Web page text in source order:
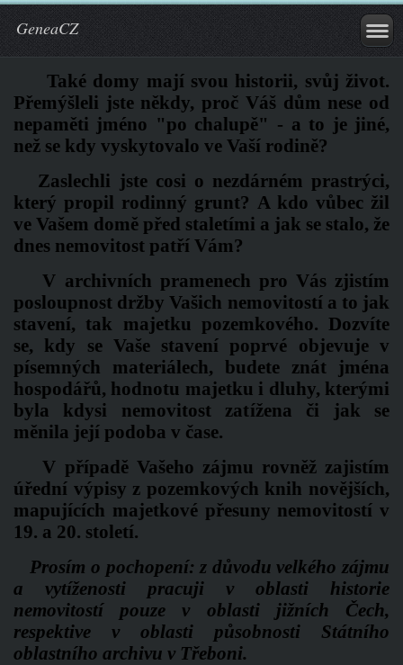
GeneaCZ
Také domy mají svou historii, svůj život.
Přemýšleli jste někdy, proč Váš dům nese od
nepaměti jméno "po chalupě" - a to je jiné,
než se kdy vyskytovalo ve Vaší rodině?
Zaslechli jste cosi o nezdárném prastrýci,
který propil rodinný grunt? A kdo vůbec žil
ve Vašem domě před staletími a jak se stalo, že
dnes nemovitost patří Vám?
V archivních pramenech pro Vás zjistím
posloupnost držby Vašich nemovitostí a to jak
stavení, tak majetku pozemkového. Dozvíte
se, kdy se Vaše stavení poprvé objevuje v
písemných materiálech, budete znát jména
hospodářů, hodnotu majetku i dluhy, kterými
byla kdysi nemovitost zatížena či jak se
měnila její podoba v čase.
V případě Vašeho zájmu rovněž zajistím
úřední výpisy z pozemkových knih novějších,
mapujících majetkové přesuny nemovitostí v
19. a 20. století.
Prosím o pochopení: z důvodu velkého zájmu
a vytíženosti pracuji v oblasti historie
nemovitostí pouze v oblasti jižních Čech,
respektive v oblasti působnosti Státního
oblastního archivu v Třeboni.